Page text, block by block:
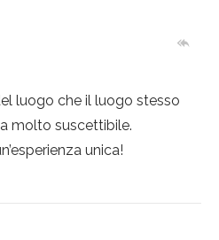
luogo che il luogo stesso
molto suscettibile.
unica!